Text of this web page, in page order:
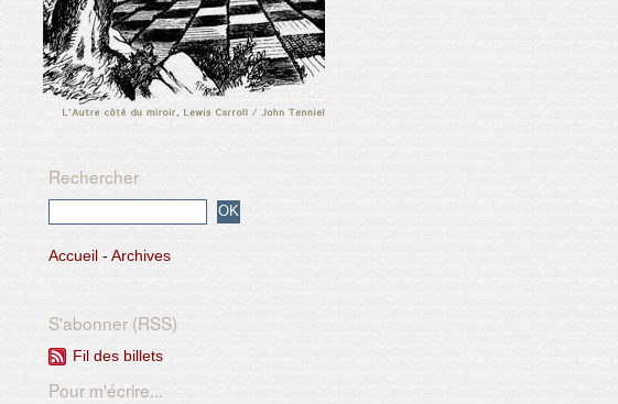
Rechercher
Accueil - Archives
S'abonner (RSS)
Fil des billets
Pour m'écrire...